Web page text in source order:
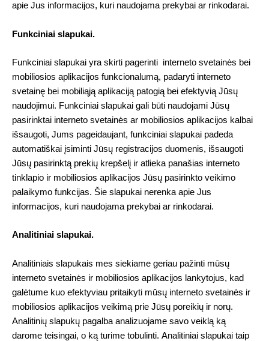
apie Jus informacijos, kuri naudojama prekybai ar rinkodarai.
Funkciniai slapukai.
Funkciniai slapukai yra skirti pagerinti interneto svetainės bei
mobiliosios aplikacijos funkcionalumą, padaryti interneto
svetainę bei mobiliąją aplikaciją patogią bei efektyvią Jūsų
naudojimui. Funkciniai slapukai gali būti naudojami Jūsų
pasirinktai interneto svetainės ar mobiliosios aplikacijos kalbai
išsaugoti, Jums pageidaujant, funkciniai slapukai padeda
automatiškai įsiminti Jūsų registracijos duomenis, išsaugoti
Jūsų pasirinktą prekių krepšelį ir atlieka panašias interneto
tinklapio ir mobiliosios aplikacijos Jūsų pasirinkto veikimo
palaikymo funkcijas. Šie slapukai nerenka apie Jus
informacijos, kuri naudojama prekybai ar rinkodarai.
Analitiniai slapukai.
Analitiniais slapukais mes siekiame geriau pažinti mūsų
interneto svetainės ir mobiliosios aplikacijos lankytojus, kad
galėtume kuo efektyviau pritaikyti mūsų interneto svetainės ir
mobiliosios aplikacijos veikimą prie Jūsų poreikių ir norų.
Analitinių slapukų pagalba analizuojame savo veiklą ką
darome teisingai, o ką turime tobulinti. Analitiniai slapukai taip